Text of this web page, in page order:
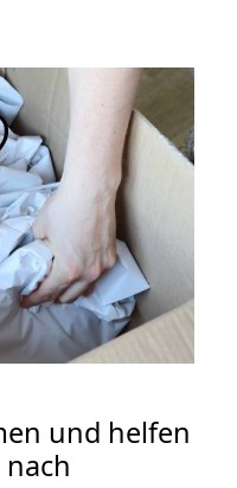
und helfen